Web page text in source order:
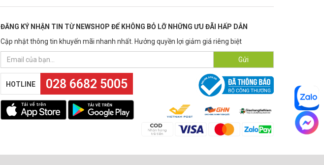
ĐĂNG KÝ NHẬN TIN TỪ NEWSHOP ĐỂ KHÔNG BỎ LỠ NHỮNG ƯU ĐÃI HẤP DẪN
Cập nhật thông tin khuyến mãi nhanh nhất. Hưởng quyền lợi giảm giá riêng biệt
Gửi
HOTLINE 028 6682 5005